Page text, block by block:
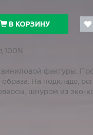
В КОРЗИНУ
100%
фактуры.
образа. На подкладе,
шнуром из эко-